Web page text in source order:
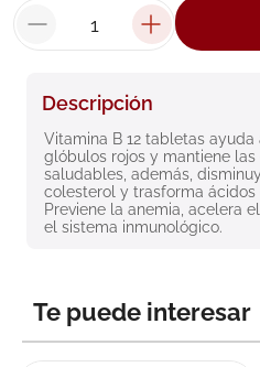
Descripción
Vitamina B 12 tabletas
glóbulos rojos y mantiene
saludables, además,
colesterol y trasforma ácidos
Previene la anemia, acelera
el sistema inmunológico.
Te puede interesar
6. degraler
9. nivea
10.pañales